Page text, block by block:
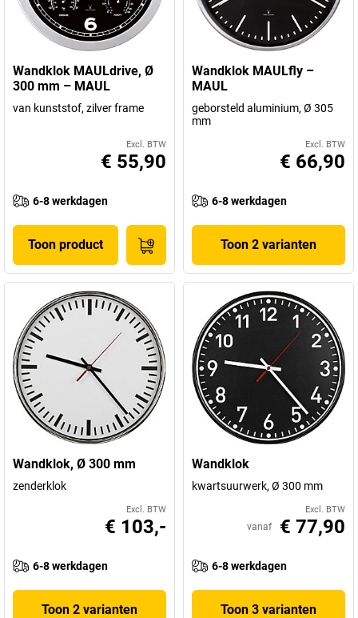
Wandklok MAULdrive, Ø
300 mm – MAUL
van kunststof, zilver frame
Excl. BTW
€ 55,90
6-8 werkdagen
Toon product
Wandklok MAULfly –
MAUL
geborsteld aluminium, Ø 305
mm
Excl. BTW
€ 66,90
6-8 werkdagen
Toon 2 varianten
Wandklok, Ø 300 mm
zenderklok
Excl. BTW
€ 103,-
6-8 werkdagen
Toon 2 varianten
Wandklok
kwartsuurwerk, Ø 300 mm
Excl. BTW
vanaf € 77,90
6-8 werkdagen
Toon 3 varianten